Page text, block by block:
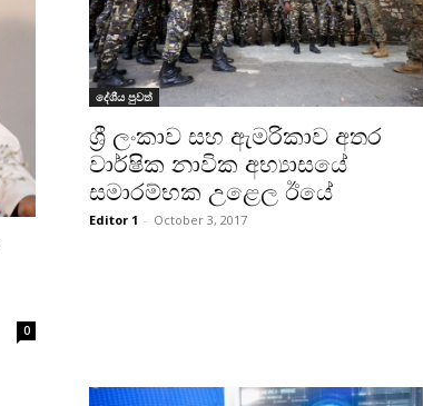
0
දේශීය පුවත්
ශ්‍රී ලංකාව සහ ඇමරිකාව අතර
වාර්ෂික නාවික අභ්‍යාසයේ
සමාරම්භක උළෙල ඊයේ
Editor 1 - October 3, 2017